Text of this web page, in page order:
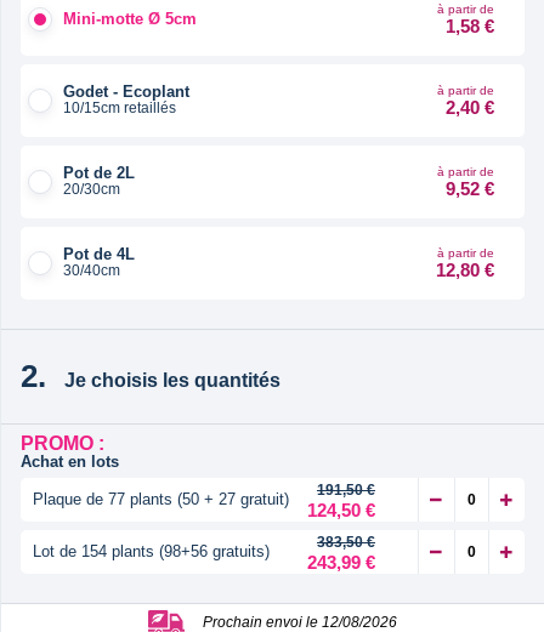
Mini-motte Ø 5cm
à partir de
1,58 €
Godet - Ecoplant
10/15cm retaillés
à partir de
2,40 €
Pot de 2L
20/30cm
à partir de
9,52 €
Pot de 4L
30/40cm
à partir de
12,80 €
Je choisis les quantités
PROMO :
Achat en lots
Plaque de 77 plants (50 + 27 gratuit) 191,50 €
124,50 €
Lot de 154 plants (98+56 gratuits) 383,50 €
243,99 €
Prochain envoi le 12/08/2026